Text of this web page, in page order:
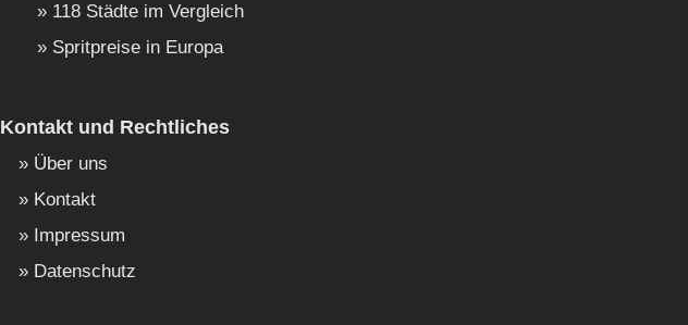
118 Städte im Vergleich
Spritpreise in Europa
Kontakt und Rechtliches
Über uns
Kontakt
Impressum
Datenschutz